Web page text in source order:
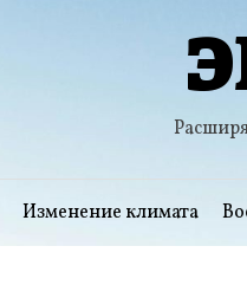
Изменение климата